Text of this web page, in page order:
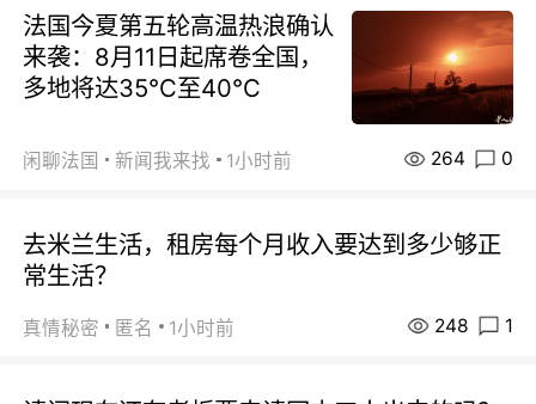
法国今夏第五轮高温热浪确认
来袭：8月11日起席卷全国，
多地将达35℃至40℃
闲聊法国 新闻我来找 1小时前 264 0
去米兰生活，租房每个月收入要达到多少够正
常生活？
真情秘密 匿名 1小时前 248 1